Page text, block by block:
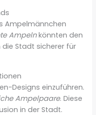
Ampelmännchen
Ampelnkönnten den
die Stadt sicherer für
Designs einzuführen.
Ampelpaare. Diese
in der Stadt.